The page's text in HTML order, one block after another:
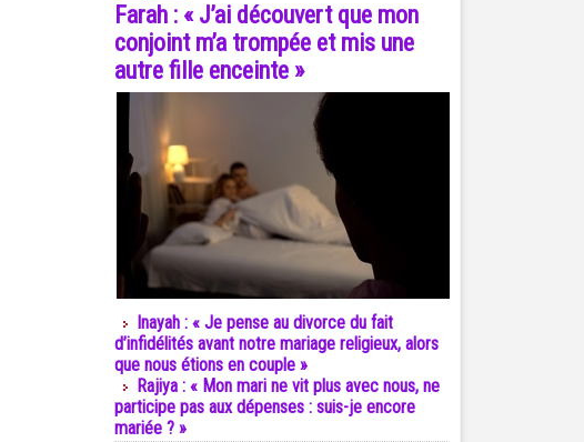
Farah : « J’ai découvert que mon
conjoint m’a trompée et mis une
autre fille enceinte »
Inayah : « Je pense au divorce du fait
d’infidélités avant notre mariage religieux, alors
que nous étions en couple »
Rajiya : « Mon mari ne vit plus avec nous, ne
participe pas aux dépenses : suis-je encore
mariée ? »